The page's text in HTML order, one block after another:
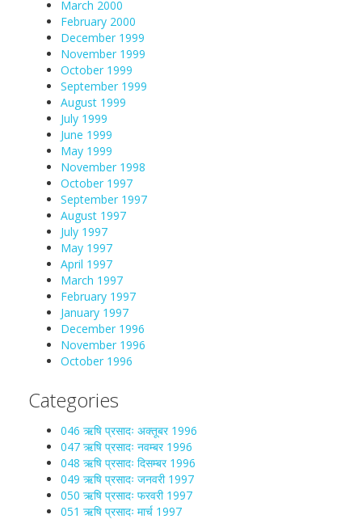
March 2000
February 2000
December 1999
November 1999
October 1999
September 1999
August 1999
July 1999
June 1999
May 1999
November 1998
October 1997
September 1997
August 1997
July 1997
May 1997
April 1997
March 1997
February 1997
January 1997
December 1996
November 1996
October 1996
Categories
046 ऋषि प्रसादः अक्तूबर 1996
047 ऋषि प्रसादः नवम्बर 1996
048 ऋषि प्रसादः दिसम्बर 1996
049 ऋषि प्रसादः जनवरी 1997
050 ऋषि प्रसादः फरवरी 1997
051 ऋषि प्रसादः मार्च 1997